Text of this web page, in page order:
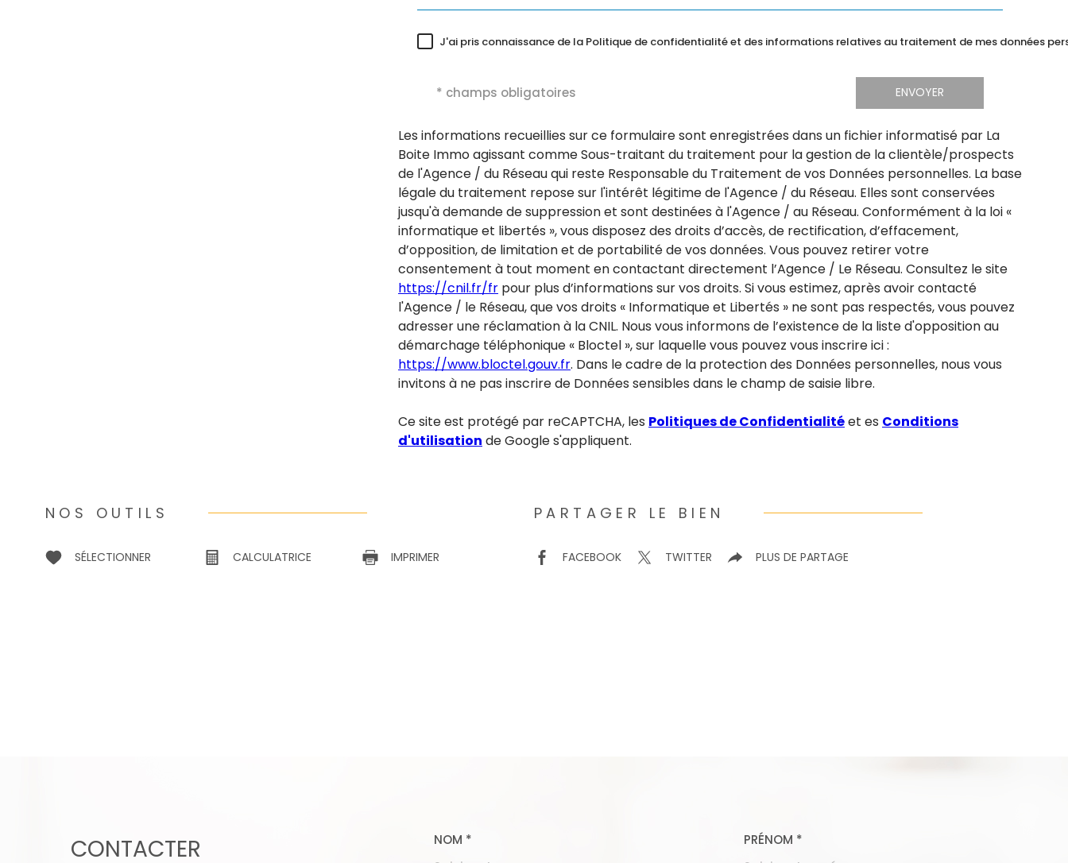
J'ai pris connaissance de la Politique de confidentialité et des informations relatives au traitement de mes données
* champs obligatoires ENVOYER
Les informations recueillies sur ce formulaire sont enregistrées dans un fichier informatisé par La
Boite Immo agissant comme Sous-traitant du traitement pour la gestion de la clientèle/prospects
de l'Agence / du Réseau qui reste Responsable du Traitement de vos Données personnelles. La base
légale du traitement repose sur l'intérêt légitime de l'Agence / du Réseau. Elles sont conservées
jusqu'à demande de suppression et sont destinées à l'Agence / au Réseau. Conformément à la loi «
informatique et libertés », vous disposez des droits d’accès, de rectification, d’effacement,
d’opposition, de limitation et de portabilité de vos données. Vous pouvez retirer votre
consentement à tout moment en contactant directement l’Agence / Le Réseau. Consultez le site
https://cnil.fr/fr pour plus d’informations sur vos droits. Si vous estimez, après avoir contacté
l'Agence / le Réseau, que vos droits « Informatique et Libertés » ne sont pas respectés, vous pouvez
adresser une réclamation à la CNIL. Nous vous informons de l’existence de la liste d'opposition au
démarchage téléphonique « Bloctel », sur laquelle vous pouvez vous inscrire ici :
https://www.bloctel.gouv.fr. Dans le cadre de la protection des Données personnelles, nous vous
invitons à ne pas inscrire de Données sensibles dans le champ de saisie libre.
Ce site est protégé par reCAPTCHA, les Politiques de Confidentialitéet es Conditions
d'utilisation de Google s'appliquent.
NOS OUTILS
SÉLECTIONNER CALCULATRICE IMPRIMER
PARTAGER LE BIEN
FACEBOOK TWITTER PLUS DE PARTAGE
CONTACTER TRAD_MELTEM_VOSCOORDONNEES
NOM * PRÉNOM *